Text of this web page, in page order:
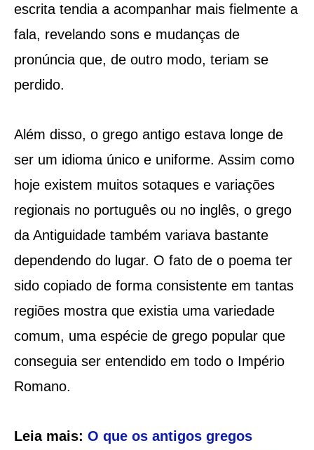
escrita tendia a acompanhar mais fielmente a
fala, revelando sons e mudanças de
pronúncia que, de outro modo, teriam se
perdido.
Além disso, o grego antigo estava longe de
ser um idioma único e uniforme. Assim como
hoje existem muitos sotaques e variações
regionais no português ou no inglês, o grego
da Antiguidade também variava bastante
dependendo do lugar. O fato de o poema ter
sido copiado de forma consistente em tantas
regiões mostra que existia uma variedade
comum, uma espécie de grego popular que
conseguia ser entendido em todo o Império
Romano.
Leia mais: O que os antigos gregos